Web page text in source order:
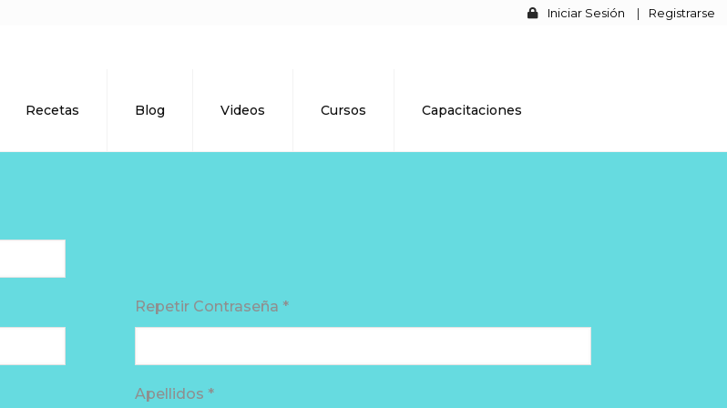
Iniciar Sesión | Registrarse
Recetas Blog Videos Cursos Capacitaciones
Repetir Contraseña *
Apellidos *